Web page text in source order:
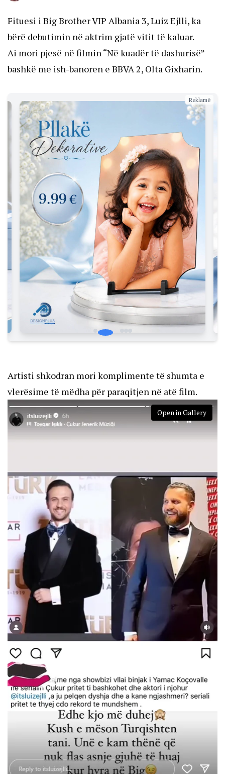
Fituesi i Big Brother VIP Albania 3, Luiz Ejlli, ka
bërë debutimin në aktrim gjatë vitit të kaluar.
Ai mori pjesë në filmin “Në kuadër të dashurisë”
bashkë me ish-banoren e BBVA 2, Olta Gixharin.
Reklamë
Artisti shkodran mori komplimente të shumta e
vlerësime të mëdha për paraqitjen në atë film.
Open in Gallery